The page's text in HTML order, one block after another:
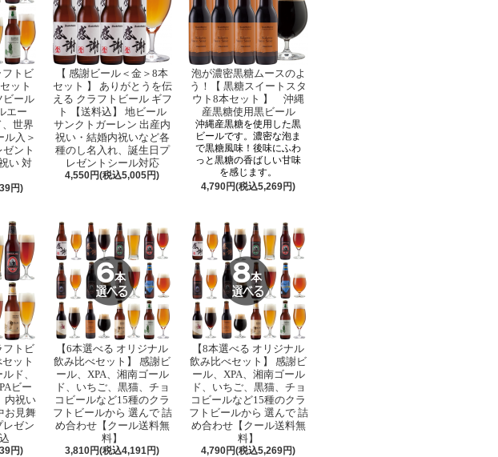
トビ
ット
ビール
エー
世界
ル入＞
ント
い 対
円)
【 感謝ビール＜金＞8本
セット 】 ありがとうを伝
える クラフトビール ギフ
ト 【送料込】 地ビール
サンクトガーレン 出産内
祝い・結婚内祝いなど各
種のし名入れ、誕生日プ
レゼントシール対応
4,550円(税込5,005円)
泡が濃密黒糖ムースのよ
う！【 黒糖スイートスタ
ウト8本セット 】 沖縄
産黒糖使用黒ビール
沖縄産黒糖を使用した黒
ビールです。濃密な泡ま
で黒糖風味！後味にふわ
っと黒糖の香ばしい甘味
を感じます。
4,790円(税込5,269円)
フトビ
ット
ド、
ビー
内祝い
お見舞
レゼン
円)
【6本選べる オリジナル
飲み比べセット】 感謝ビ
ール、XPA、湘南ゴール
ド、いちご、黒猫、チョ
コビールなど15種のクラ
フトビールから 選んで 詰
め合わせ【クール送料無
料】
3,810円(税込4,191円)
【8本選べる オリジナル
飲み比べセット】 感謝ビ
ール、XPA、湘南ゴール
ド、いちご、黒猫、チョ
コビールなど15種のクラ
フトビールから 選んで 詰
め合わせ【クール送料無
料】
4,790円(税込5,269円)